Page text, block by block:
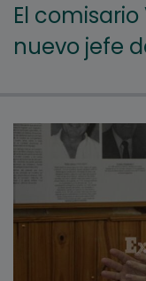
El
nuevo jefe